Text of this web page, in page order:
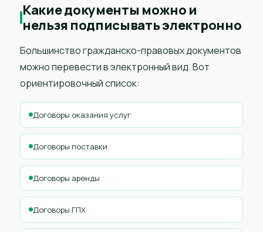
Какие документы можно и
нельзя подписывать электронно
Большинство гражданско-правовых документов
можно перевести в электронный вид. Вот
ориентировочный список:
Договоры оказания услуг
Договоры поставки
Договоры аренды
Договоры ГПХ